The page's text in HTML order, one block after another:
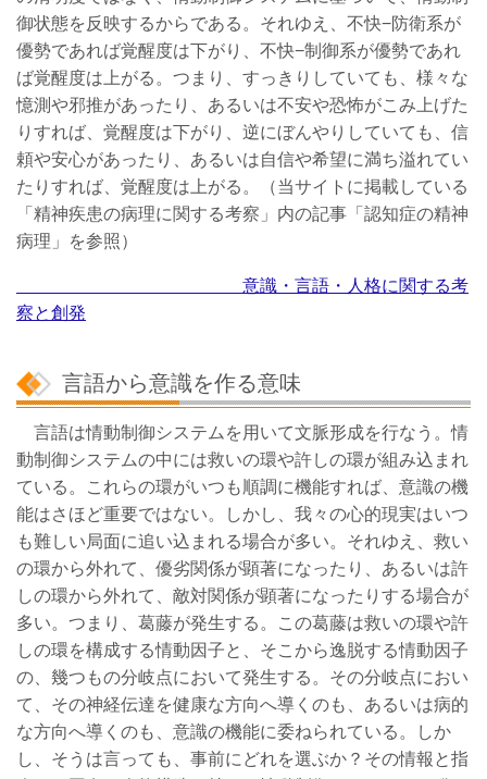
御状態を反映するからである。それゆえ、不快−防衛系が
優勢であれば覚醒度は下がり、不快−制御系が優勢であれ
ば覚醒度は上がる。つまり、すっきりしていても、様々な
憶測や邪推があったり、あるいは不安や恐怖がこみ上げた
りすれば、覚醒度は下がり、逆にぼんやりしていても、信
頼や安心があったり、あるいは自信や希望に満ち溢れてい
たりすれば、覚醒度は上がる。（当サイトに掲載している
「精神疾患の病理に関する考察」内の記事「認知症の精神
病理」を参照）
意識・言語・人格に関する考
察と創発
言語から意識を作る意味
言語は情動制御システムを用いて文脈形成を行なう。情
動制御システムの中には救いの環や許しの環が組み込まれ
ている。これらの環がいつも順調に機能すれば、意識の機
能はさほど重要ではない。しかし、我々の心的現実はいつ
も難しい局面に追い込まれる場合が多い。それゆえ、救い
の環から外れて、優劣関係が顕著になったり、あるいは許
しの環から外れて、敵対関係が顕著になったりする場合が
多い。つまり、葛藤が発生する。この葛藤は救いの環や許
しの環を構成する情動因子と、そこから逸脱する情動因子
の、幾つもの分岐点において発生する。その分岐点におい
て、その神経伝達を健康な方向へ導くのも、あるいは病的
な方向へ導くのも、意識の機能に委ねられている。しか
し、そうは言っても、事前にどれを選ぶか？その情報と指